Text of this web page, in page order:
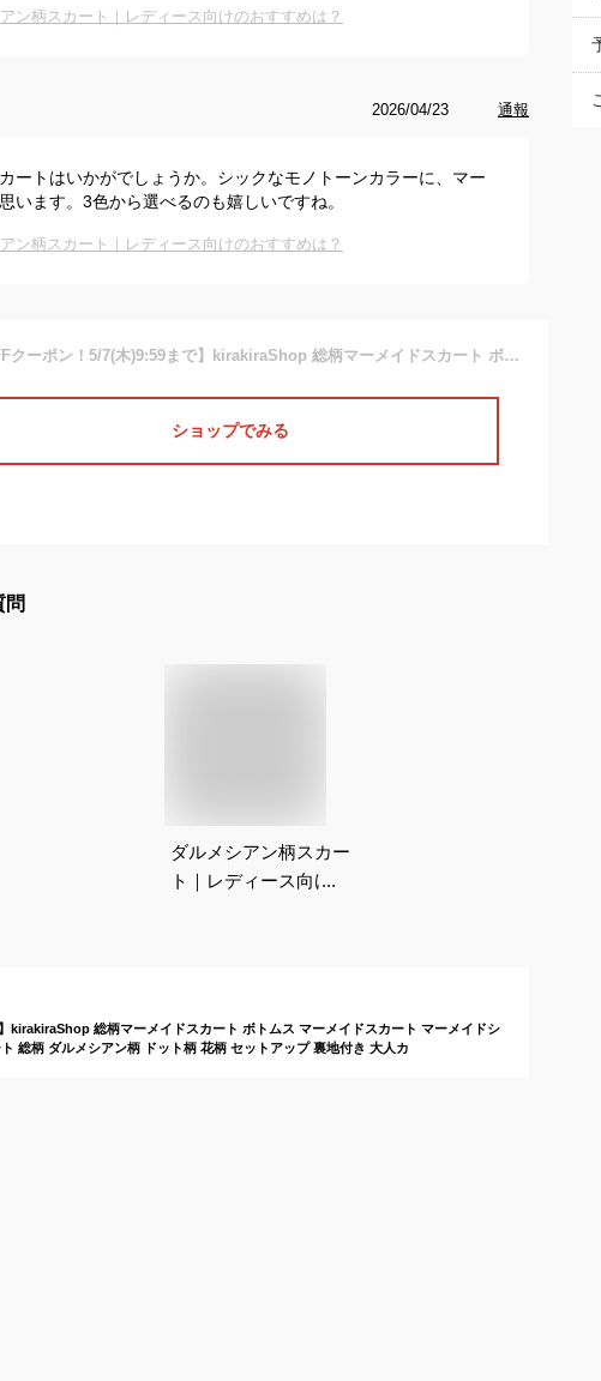
ン柄スカート｜レディース向けのおすすめは？
2026/04/23 通報
ートはいかがでしょうか。シックなモノトーンカラーに、マー
います。3色から選べるのも嬉しいですね。
ン柄スカート｜レディース向けのおすすめは？
【10％OFFクーポン！5/7(木)9:59まで】kirakiraShop 総柄マーメイドスカート ボトムス マーメイドスカート マーメイドシルエット フレアスカート ロングスカート 総柄 ダルメシアン柄 ドット柄 花柄 セットアップ 裏地付き 大人カ
ショップでみる
問
ダルメシアン柄スカー
ト｜レディース向けの
kirakiraShop 総柄マーメイドスカート ボトムス マーメイドスカート マーメイドシ
総柄 ダルメシアン柄 ドット柄 花柄 セットアップ 裏地付き 大人カ